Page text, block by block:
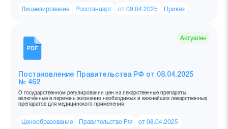
Лицензирование Росстандарт от 09.04.2025 Приказ
Актуален
Постановление Правительства РФ от 08.04.2025
№ 462
О государственном регулировании цен на лекарственные препараты,
включённые в перечень жизненно необходимых и важнейших лекарственных
препаратов для медицинского применения
Ценообразование Правительство РФ от 08.04.2025